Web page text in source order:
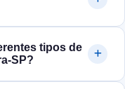
tipos de